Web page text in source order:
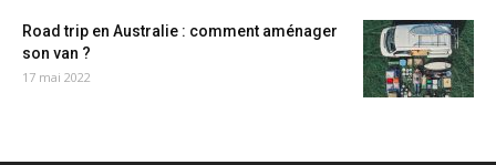
Road trip en Australie : comment aménager
son van ?
17 mai 2022